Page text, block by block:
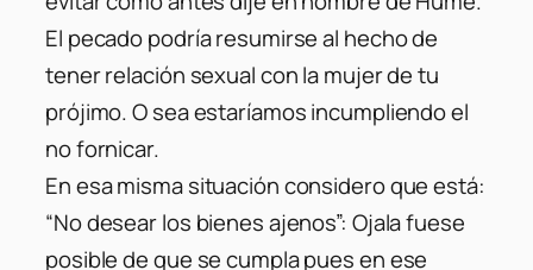
El pecado podría resumirse al hecho de
tener relación sexual con la mujer de tu
prójimo. O sea estaríamos incumpliendo el
no fornicar.
En esa misma situación considero que está:
“No desear los bienes ajenos”: Ojala fuese
posible de que se cumpla pues en ese